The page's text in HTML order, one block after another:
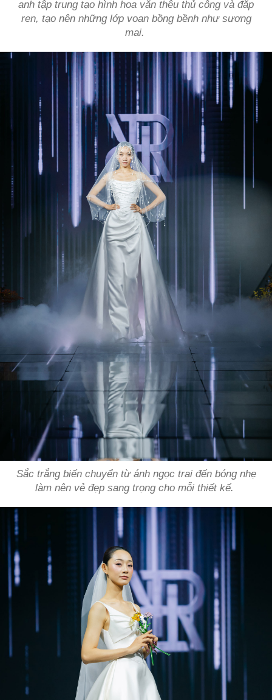
anh tập trung tạo hình hoa văn thêu thủ công và đắp
ren, tạo nên những lớp voan bồng bềnh như sương
mai.
Sắc trắng biến chuyển từ ánh ngọc trai đến bóng nhẹ
làm nên vẻ đẹp sang trọng cho mỗi thiết kế.